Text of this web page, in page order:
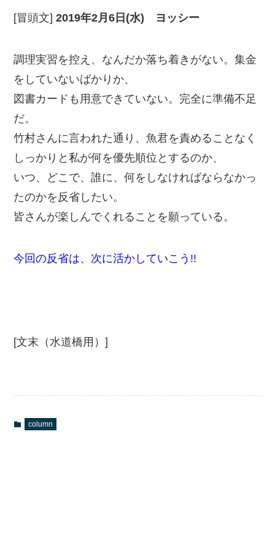
[冒頭文]2019年2月6日(水) ヨッシー
調理実習を控え、なんだか落ち着きがない。集金
をしていないばかりか、
図書カードも用意できていない。完全に準備不足
だ。
竹村さんに言われた通り、魚君を責めることなく
しっかりと私が何を優先順位とするのか、
いつ、どこで、誰に、何をしなければならなかっ
たのかを反省したい。
皆さんが楽しんでくれることを願っている。
今回の反省は、次に活かしていこう!!
[文末（水道橋用）]
column